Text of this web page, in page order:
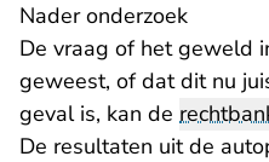
Nader onderzoek
De vraag of het geweld
geweest, of dat dit nu
geval is, kan de
De resultaten uit de